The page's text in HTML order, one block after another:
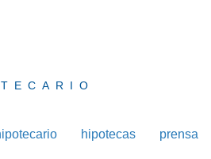
hipotecas prensa